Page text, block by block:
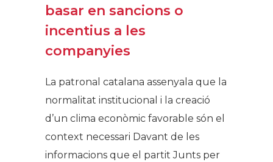
basar en sancions o
incentius a les
companyies
La patronal catalana assenyala que la
normalitat institucional i la creació
d’un clima econòmic favorable són el
context necessari Davant de les
informacions que el partit Junts per